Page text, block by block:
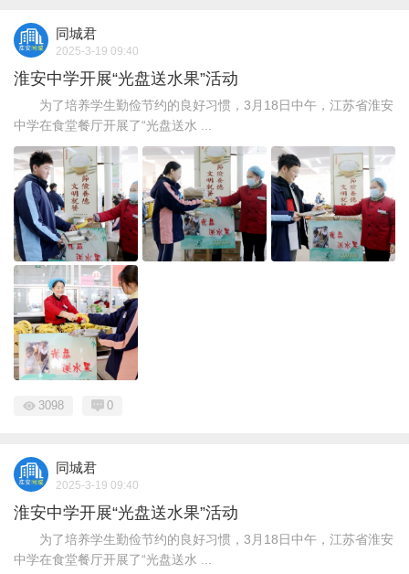
同城君
2025-3-19 09:40
淮安中学开展“光盘送水果”活动
为了培养学生勤俭节约的良好习惯，3月18日中午，江苏省淮安
中学在食堂餐厅开展了“光盘送水 ...
3098 0
同城君
2025-3-19 09:40
淮安中学开展“光盘送水果”活动
为了培养学生勤俭节约的良好习惯，3月18日中午，江苏省淮安
中学在食堂餐厅开展了“光盘送水 ...